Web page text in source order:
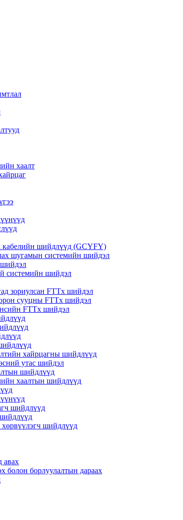
хаалт
кабелийн шийдлүүд (GCYFY)
шугамын системийн шийдэл
системийн шийдэл
зориулсан FTTx шийдэл
сууцны FTTx шийдэл
FTTx шийдэл
хайрцагны шийдлүүд
утас шийдэл
шийдлүүд
хаалтын шийдлүүд
шийдлүүд
шийдлүүд
авах
болон борлуулалтын дараах